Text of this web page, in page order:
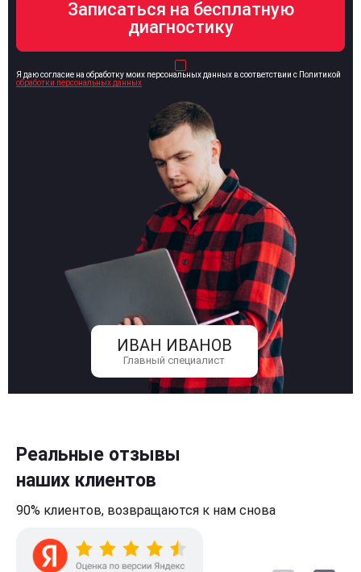
ИВАН ИВАНОВ
Главный специалист
Я даю согласие на обработку моих персональных данных в соответствии с Политикой
обработки персональных данных
Реальные отзывы
наших клиентов
90% клиентов, возвращаются к нам снова